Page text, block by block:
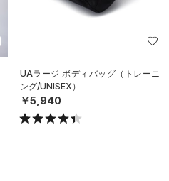
UAラージ ボディバッグ（トレーニ
ング/UNISEX）
￥5,940